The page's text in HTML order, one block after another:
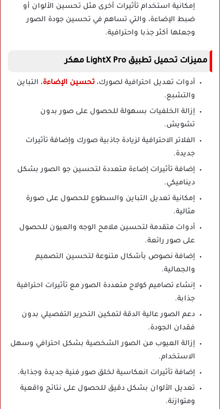
إمكانية استخدام تأثيرات أخرى مثل تحسين الألوان أو
ضبط الإضاءة، والتي تساهم في تحسين جودة الصور
وجعلها أكثر جذبا واحترافية.
مميزات تحميل تطبيق LightX Pro مهكر
أدوات تعديل احترافية لصورك، تحسين الإضاءة، التباين
والتشبع.
إزالة الخلفيات بسهولة للحصول على صور بدون
تشويش.
الفلاتر الاحترافية لزيادة جاذبية صورك وإضافة تأثيرات
جديدة.
إضافة تأثيرات إضاءة متعددة لتحسين جو الصور بشكل
ديناميكي.
إمكانية تعديل التباين والسطوع للحصول على صورة
مثالية.
أدوات متقدمة لتحسين ملامح الوجه والعيون للحصول
على صور رائعة.
إضافة نصوص بأشكال متنوعة لتحسين التصميم
والجمالية.
إنشاء تصاميم كولاج متعددة الصور مع تأثيرات احترافية
جذابة.
دعم الصور عالية الدقة لتمكين التحرير التفصيلي بدون
فقدان الجودة.
إزالة العيوب من الصور الشخصية بشكل احترافي وسهل
الاستخدام.
إضافة تأثيرات انعكاسية لخلق صور فنية جديدة وجذابة.
تعديل الألوان بشكل دقيق للحصول على نتائج واقعية
ومتوازنة.